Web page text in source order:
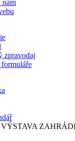
nám
zpravodaj
VÝSTAVA